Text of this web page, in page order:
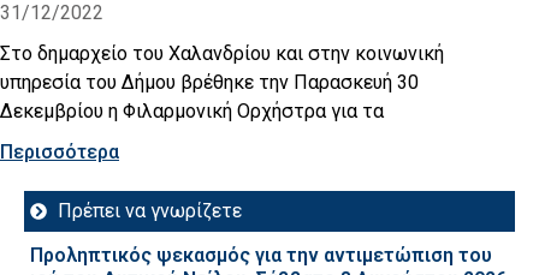
31/12/2022
Στο δημαρχείο του Χαλανδρίου και στην κοινωνική
υπηρεσία του Δήμου βρέθηκε την Παρασκευή 30
Δεκεμβρίου η Φιλαρμονική Ορχήστρα για τα
Περισσότερα
Πρέπει να γνωρίζετε
Προληπτικός ψεκασμός για την αντιμετώπιση του